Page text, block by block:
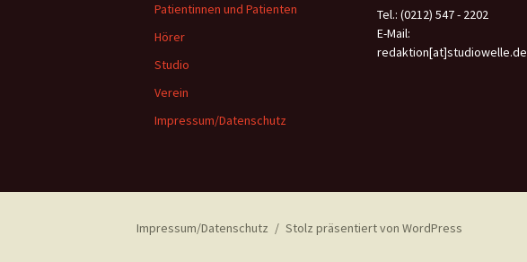
Patientinnen und Patienten
Hörer
Studio
Verein
Impressum/Datenschutz
Tel.: (0212) 547 - 2202
E-Mail:
redaktion[at]studiowelle.de
Impressum/Datenschutz Stolz präsentiert von WordPress